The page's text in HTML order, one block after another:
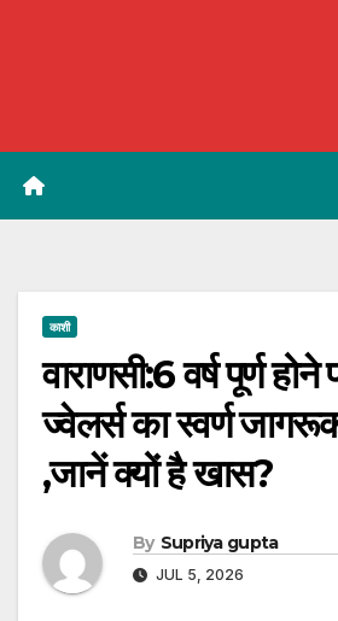
काशी
वाराणसी:6 वर्ष पूर्ण
ज्वेलर्स का स्वर्ण
,जानें क्यों है खास?
By Supriya gupta
JUL 5, 2026